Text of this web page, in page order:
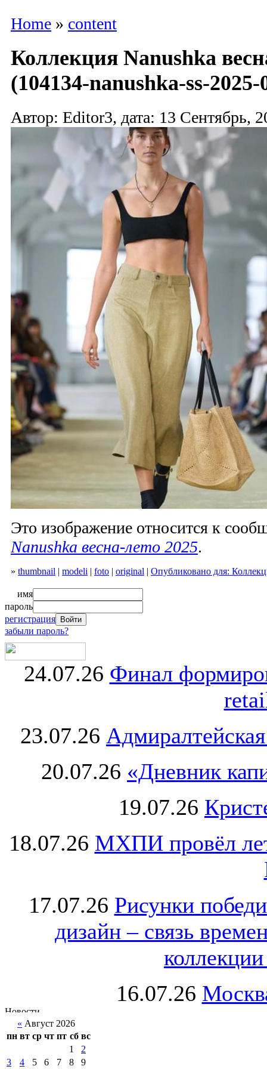
Home » content
Коллекция Nanushka
(104134-nanushka-ss-
Автор: Editor3, дата: 13 Сентябрь,
Это изображение относится к
Nanushka весна-лето 2025.
» thumbnail | modeli | foto | original | Опубликовано для:
имя
пароль
регистрация
забыли пароль?
24.07.26 Финал
23.07.26
20.07.26 «Дневник
19.07.26
18.07.26 МХПИ провёл
17.07.26 Рисунки
дизайн – связь
16.07.26
« Август 2026
пн вт ср чт пт сб вс
1
2
3
4 5 6 7 8 9